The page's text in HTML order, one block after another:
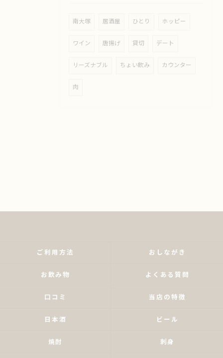
南大塚 居酒屋 ひとり ホッピー
ワイン 唐揚げ 貸切 デート
リーズナブル ちょい飲み カウンター
肉
ご利用方法 おしながき
お飲み物 よくある質問
口コミ 当店の特徴
日本酒 ビール
焼酎 刺身